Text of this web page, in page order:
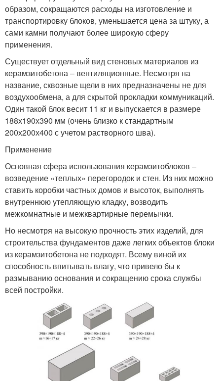
образом, сокращаются расходы на изготовление и
транспортировку блоков, уменьшается цена за штуку, а
сами камни получают более широкую сферу
применения.
Существует отдельный вид стеновых материалов из
керамзитобетона – вентиляционные. Несмотря на
название, сквозные щели в них предназначены не для
воздухообмена, а для скрытой прокладки коммуникаций.
Один такой блок весит 11 кг и выпускается в размере
188х190х390 мм (очень близко к стандартным
200х200х400 с учетом растворного шва).
Применение
Основная сфера использования керамзитоблоков –
возведение «теплых» перегородок и стен. Из них можно
ставить коробки частных домов и высоток, выполнять
внутреннюю утепляющую кладку, возводить
межкомнатные и межквартирные перемычки.
Но несмотря на высокую прочность этих изделий, для
строительства фундаментов даже легких объектов блоки
из керамзитобетона не подходят. Всему виной их
способность впитывать влагу, что привело бы к
размыванию основания и сокращению срока службы
всей постройки.